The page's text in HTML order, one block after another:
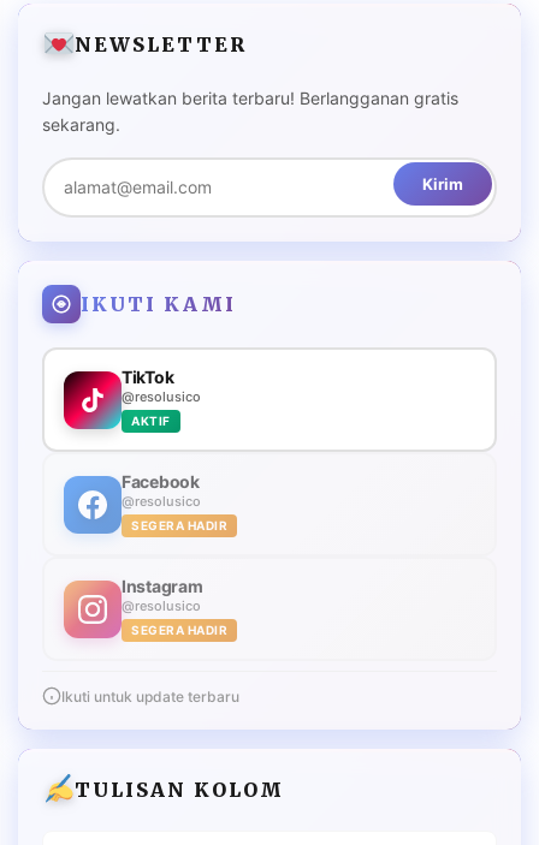
NEWSLETTER
Jangan lewatkan berita terbaru! Berlangganan gratis
sekarang.
Kirim
IKUTI KAMI
TikTok
@resolusico
AKTIF
Facebook
@resolusico
SEGERA HADIR
Instagram
@resolusico
SEGERA HADIR
Ikuti untuk update terbaru
TULISAN KOLOM